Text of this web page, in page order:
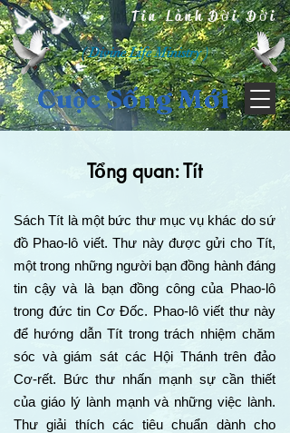
Tin Lành Đời Đời
( Divine Life Ministry )
Cuộc Sống Mới
Tổng quan: Tít
Sách Tít là một bức thư mục vụ khác do sứ
đồ Phao-lô viết. Thư này được gửi cho Tít,
một trong những người bạn đồng hành đáng
tin cậy và là bạn đồng công của Phao-lô
trong đức tin Cơ Đốc. Phao-lô viết thư này
để hướng dẫn Tít trong trách nhiệm chăm
sóc và giám sát các Hội Thánh trên đảo
Cơ-rết. Bức thư nhấn mạnh sự cần thiết
của giáo lý lành mạnh và những việc lành.
Thư giải thích các tiêu chuẩn dành cho